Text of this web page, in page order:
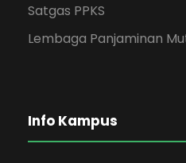
Satgas PPKS
Lembaga Panjaminan
Info Kampus